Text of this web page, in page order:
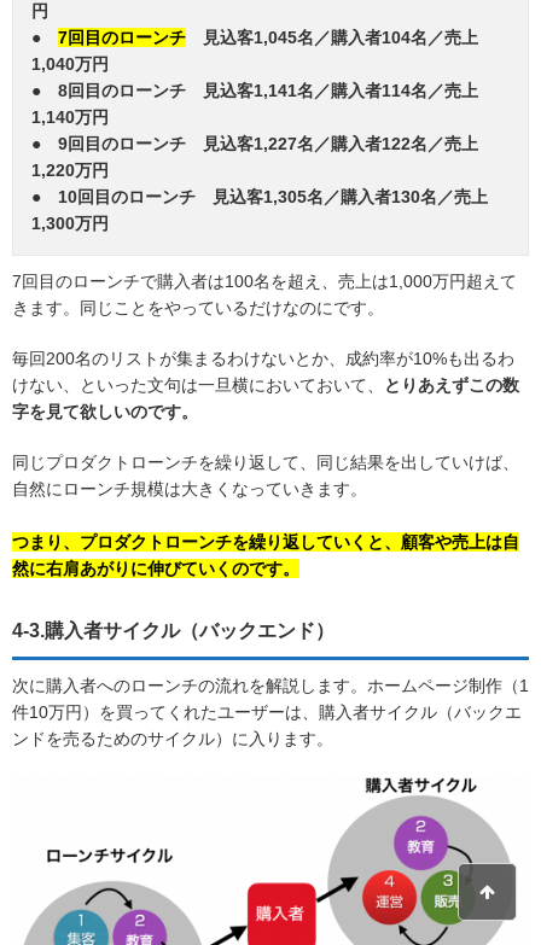
円
● 7回目のローンチ 見込客1,045名／購入者104名／売上
1,040万円
● 8回目のローンチ 見込客1,141名／購入者114名／売上
1,140万円
● 9回目のローンチ 見込客1,227名／購入者122名／売上
1,220万円
● 10回目のローンチ 見込客1,305名／購入者130名／売上
1,300万円
7回目のローンチで購入者は100名を超え、売上は1,000万円超えて
きます。同じことをやっているだけなのにです。
毎回200名のリストが集まるわけないとか、成約率が10%も出るわ
けない、といった文句は一旦横においておいて、
とりあえずこの数
字を見て欲しいのです。
同じプロダクトローンチを繰り返して、同じ結果を出していけば、
自然にローンチ規模は大きくなっていきます。
つまり、プロダクトローンチを繰り返していくと、顧客や売上は自
然に右肩あがりに伸びていくのです。
4-3.購入者サイクル（バックエンド）
次に購入者へのローンチの流れを解説します。ホームページ制作（1
件10万円）を買ってくれたユーザーは、購入者サイクル（バックエ
ンドを売るためのサイクル）に入ります。